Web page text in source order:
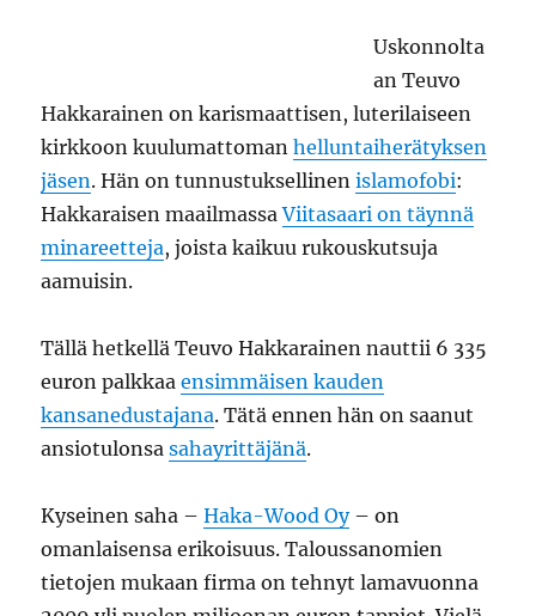
Uskonnolta
an Teuvo
Hakkarainen on karismaattisen, luterilaiseen
kirkkoon kuulumattomanhelluntaiherätyksen
jäsen. Hän on tunnustuksellinenislamofobi:
Hakkaraisen maailmassaViitasaari on täynnä
minareetteja, joista kaikuu rukouskutsuja
aamuisin.
Tällä hetkellä Teuvo Hakkarainen nauttii 6 335
euron palkkaaensimmäisen kauden
kansanedustajana. Tätä ennen hän on saanut
ansiotulonsasahayrittäjänä.
Kyseinen saha –Haka-Wood Oy– on
omanlaisensa erikoisuus. Taloussanomien
tietojen mukaan firma on tehnyt lamavuonna